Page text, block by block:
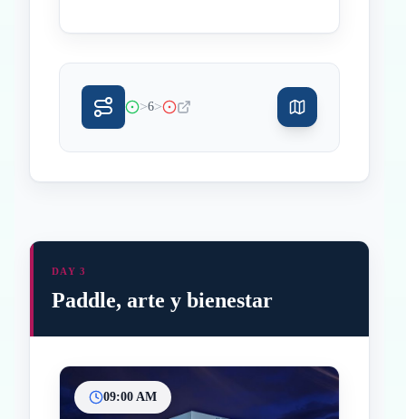
>6>
DAY 3
Paddle, arte y bienestar
09:00 AM